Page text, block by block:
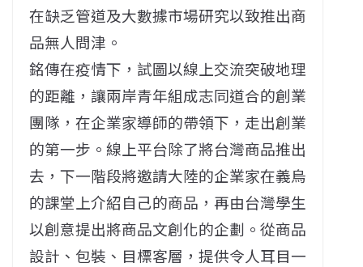
在缺乏管道及大數據市場研究以致推出商
品無人問津。
銘傳在疫情下，試圖以線上交流突破地理
的距離，讓兩岸青年組成志同道合的創業
團隊，在企業家導師的帶領下，走出創業
的第一步。線上平台除了將台灣商品推出
去，下一階段將邀請大陸的企業家在義烏
的課堂上介紹自己的商品，再由台灣學生
以創意提出將商品文創化的企劃。從商品
設計、包裝、目標客層，提供令人耳目一